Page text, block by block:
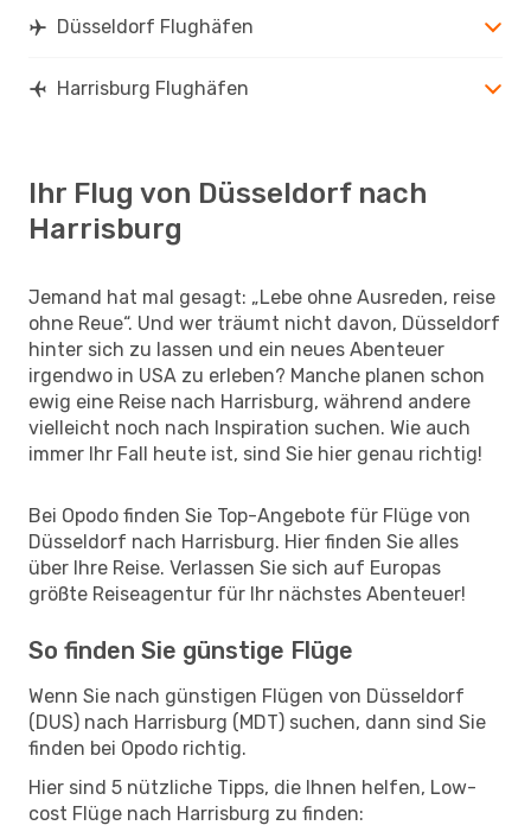
Düsseldorf Flughäfen
Harrisburg Flughäfen
Ihr Flug von Düsseldorf nach
Harrisburg
Jemand hat mal gesagt: „Lebe ohne Ausreden, reise
ohne Reue“. Und wer träumt nicht davon, Düsseldorf
hinter sich zu lassen und ein neues Abenteuer
irgendwo in USA zu erleben? Manche planen schon
ewig eine Reise nach Harrisburg, während andere
vielleicht noch nach Inspiration suchen. Wie auch
immer Ihr Fall heute ist, sind Sie hier genau richtig!
Bei Opodo finden Sie Top-Angebote für Flüge von
Düsseldorf nach Harrisburg. Hier finden Sie alles
über Ihre Reise. Verlassen Sie sich auf Europas
größte Reiseagentur für Ihr nächstes Abenteuer!
So finden Sie günstige Flüge
Wenn Sie nach günstigen Flügen von Düsseldorf
(DUS) nach Harrisburg (MDT) suchen, dann sind Sie
finden bei Opodo richtig.
Hier sind 5 nützliche Tipps, die Ihnen helfen, Low-
cost Flüge nach Harrisburg zu finden: